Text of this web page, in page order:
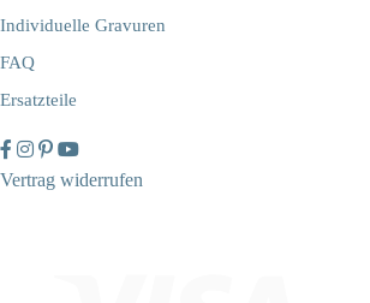
Individuelle Gravuren
FAQ
Ersatzteile
Vertrag widerrufen